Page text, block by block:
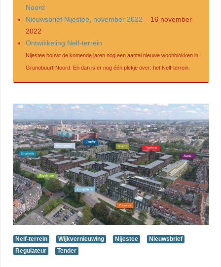
Noord
Nieuwsbrief Nijestee, november 2022 – 16 november
2022
Ontwikkeling Nelf-terrein
Nijestee bouwt de komende jaren nog een aantal nieuwe woonblokken in
Grunobuurt-Noord. En dan is er nog één plekje over: het Nelf-terrein.
Nelf-terrein Wijkvernieuwing Nijestee
Nieuwsbrief
Regulateur
Tender